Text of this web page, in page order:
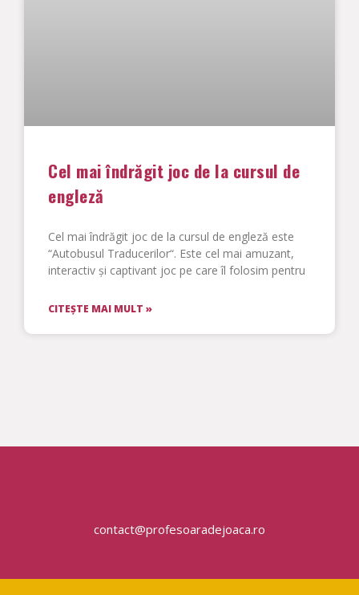
Cel mai îndrăgit joc de la cursul de
engleză
Cel mai îndrăgit joc de la cursul de engleză este
“Autobusul Traducerilor“. Este cel mai amuzant,
interactiv și captivant joc pe care îl folosim pentru
CITEȘTE MAI MULT »
contact@profesoaradejoaca.ro